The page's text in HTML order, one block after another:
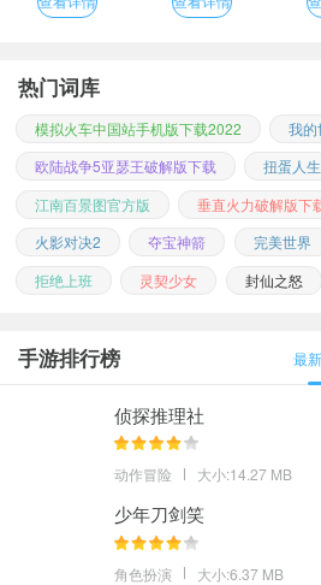
热门词库
模拟火车中国站手机版下载2022
我的
欧陆战争5亚瑟王破解版下载
扭蛋人
江南百景图官方版
垂直火力破解版下
火影对决2
夺宝神箭 完美世界
拒绝上班
灵契少女 封仙之怒
手游排行榜 最
侦探推理社
动作冒险 大小:14.27 MB
少年刀剑笑
角色扮演 大小:6.37 MB